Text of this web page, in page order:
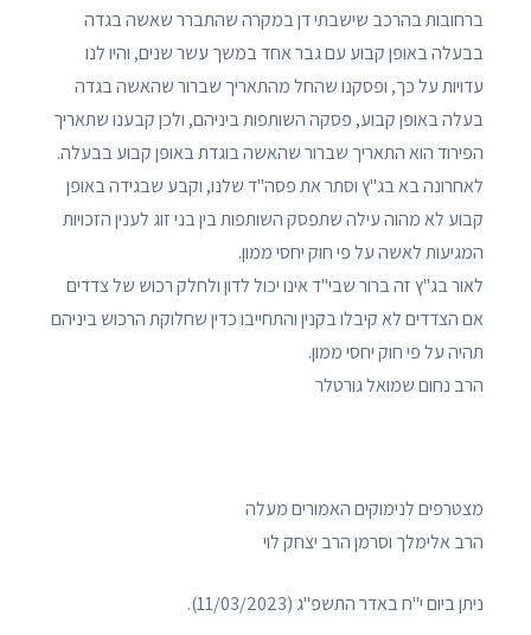
ברחובות בהרכב שישבתי דן במקרה שהתברר שאשה בגדה
בבעלה באופן קבוע עם גבר אחד במשך עשר שנים, והיו לנו
עדויות על כך, ופסקנו שהחל מהתאריך שברור שהאשה בגדה
בעלה באופן קבוע, פסקה השותפות ביניהם, ולכן קבענו שתאריך
הפירוד הוא התאריך שברור שהאשה בוגדת באופן קבוע בבעלה.
לאחרונה בא בג"ץ וסתר את פסה"ד שלנו, וקבע שבגידה באופן
קבוע לא מהוה עילה שתפסק השותפות בין בני זוג לענין הזכויות
המגיעות לאשה על פי חוק יחסי ממון.
לאור בג"ץ זה ברור שבי"ד אינו יכול לדון ולחלק רכוש של צדדים
אם הצדדים לא קיבלו בקנין והתחייבו כדין שחלוקת הרכוש ביניהם
תהיה על פי חוק יחסי ממון.
הרב נחום שמואל גורטלר
מצטרפים לנימוקים האמורים מעלה
הרב אלימלך וסרמן הרב יצחק לוי
ניתן ביום י"ח באדר התשפ"ג (11/03/2023).